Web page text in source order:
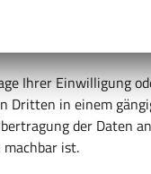
Ihrer Einwilligung
in einem
der Daten
ist.